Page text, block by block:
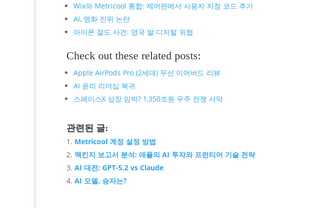
Wix와 Metricool 통합: 제어판에서 사용자 지정 코드 추가
AI, 명화 진위 논란
아이폰 절도 사건: 영국 발 디지털 위협
Check out these related posts:
Apple AirPods Pro (2세대) 무선 이어버드 리뷰
AI 윤리 리더십 복귀
스페이스X 상장 임박? 1,350조원 우주 전쟁 서막
관련된 글:
Metricool 계정 설정 방법
맥킨지 보고서 분석: 애플의 AI 투자와 프런티어 기술 전략
AI 대전: GPT-5.2 vs Claude
AI 모델, 승자는?